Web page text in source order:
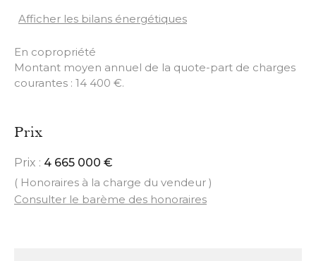
Afficher les bilans énergétiques
En copropriété
Montant moyen annuel de la quote-part de charges
courantes : 14 400 €.
Prix
Prix : 4 665 000 €
( Honoraires à la charge du vendeur )
Consulter le barème des honoraires